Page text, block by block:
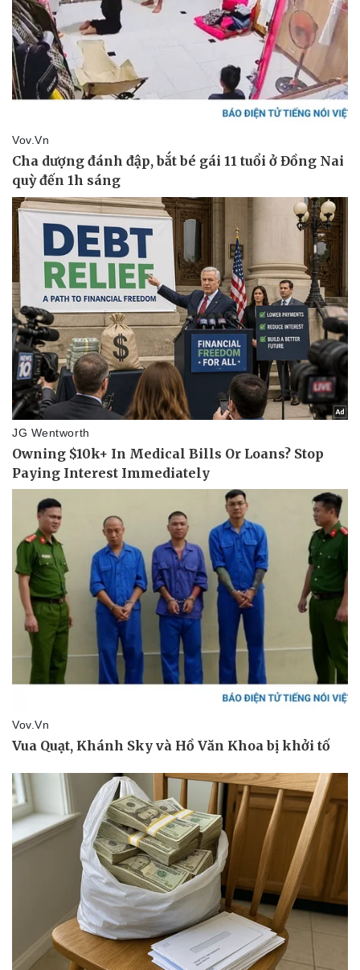
Văn hóa
Sân khấu - Điện ảnh
Văn học
Âm nhạc
Di sản
Giải trí
Nghệ sĩ
Thời trang
Sao Việt
Du lịch
Podcast